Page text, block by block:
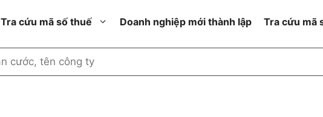
Tra cứu mã số thuế
Công ty cổ phần ngoài NN
Doanh nghiệp mới thành lập Tra cứu mã